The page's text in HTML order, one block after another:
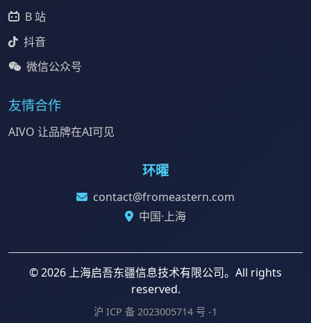
B 站
抖音
微信公众号
友情合作
AIVO 让品牌在AI可见
环曜
contact@fromeastern.com
中国·上海
© 2026 上海启吾东疆信息技术有限公司。All rights
reserved.
沪 ICP 备 2023005714 号 -1